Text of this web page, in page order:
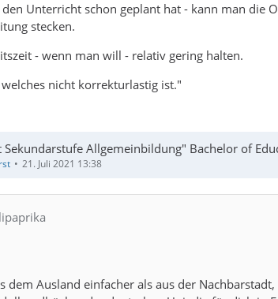
Unterricht schon geplant hat - kann man
stecken.
- wenn man will - relativ gering halten.
nicht korrekturlastig ist."
Allgemeinbildung" Bachelor of
21. Juli 2021 13:38
dem Ausland einfacher als aus der